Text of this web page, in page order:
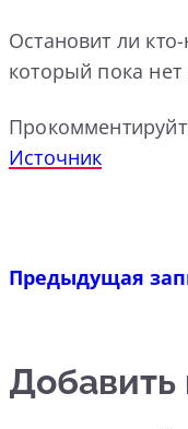
Остановит ли
который пока нет
Источник
Предыдущая
Добавить